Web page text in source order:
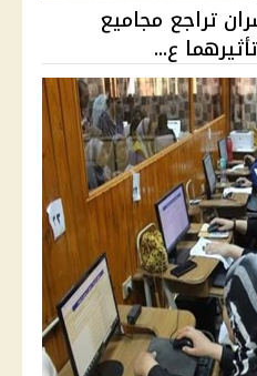
تراجع مجاميع